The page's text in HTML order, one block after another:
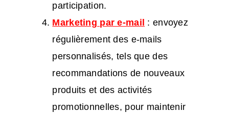
participation.
Marketing par e-mail : envoyez
régulièrement des e-mails
personnalisés, tels que des
recommandations de nouveaux
produits et des activités
promotionnelles, pour maintenir